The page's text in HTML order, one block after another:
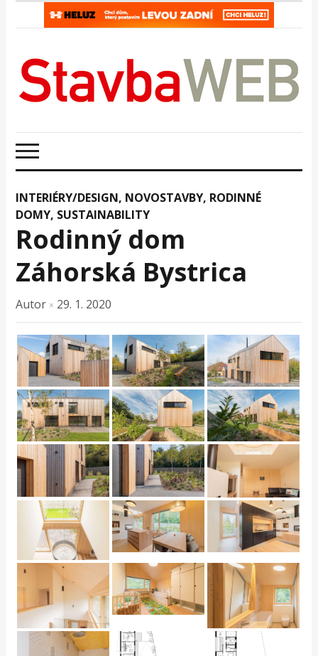
INTERIÉRY/DESIGN, NOVOSTAVBY, RODINNÉ
DOMY, SUSTAINABILITY
Rodinný dom
Záhorská Bystrica
Autor × 29. 1. 2020